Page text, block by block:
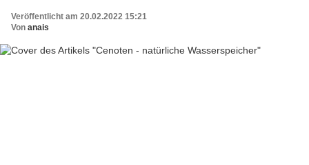
Veröffentlicht am 20.02.2022 15:21
Von anais